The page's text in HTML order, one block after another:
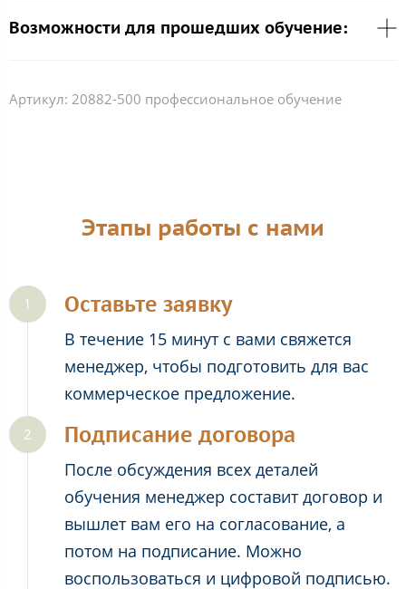
Возможности для прошедших обучение:
Артикул: 20882-500 профессиональное обучение
Этапы работы с нами
Оставьте заявку
В течение 15 минут с вами свяжется
менеджер, чтобы подготовить для вас
коммерческое предложение.
Подписание договора
После обсуждения всех деталей
обучения менеджер составит договор и
вышлет вам его на согласование, а
потом на подписание. Можно
воспользоваться и цифровой подписью.